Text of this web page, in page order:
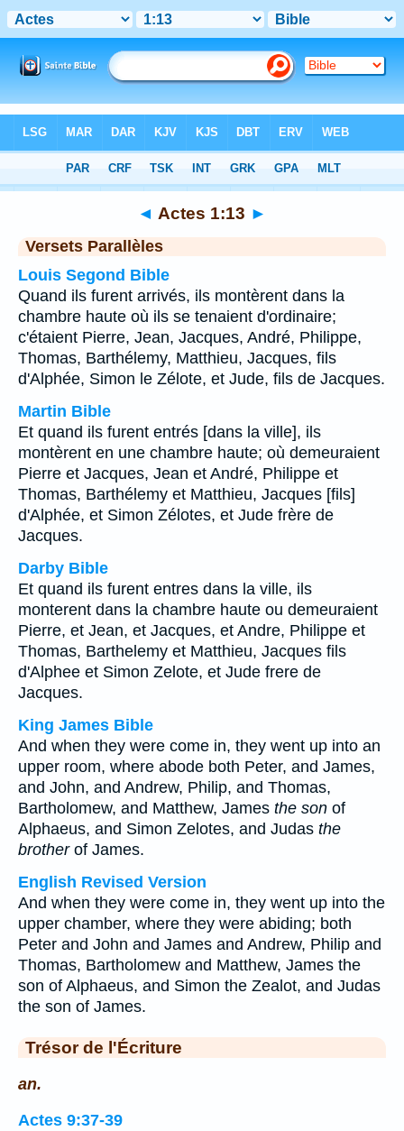
Chapitre 1> Verset 13
◄ Actes 1:13 ►
Versets Parallèles
Louis Segond Bible
Quand ils furent arrivés, ils montèrent dans la
chambre haute où ils se tenaient d'ordinaire;
c'étaient Pierre, Jean, Jacques, André, Philippe,
Thomas, Barthélemy, Matthieu, Jacques, fils
d'Alphée, Simon le Zélote, et Jude, fils de Jacques.
Martin Bible
Et quand ils furent entrés [dans la ville], ils
montèrent en une chambre haute; où demeuraient
Pierre et Jacques, Jean et André, Philippe et
Thomas, Barthélemy et Matthieu, Jacques [fils]
d'Alphée, et Simon Zélotes, et Jude frère de
Jacques.
Darby Bible
Et quand ils furent entres dans la ville, ils
monterent dans la chambre haute ou demeuraient
Pierre, et Jean, et Jacques, et Andre, Philippe et
Thomas, Barthelemy et Matthieu, Jacques fils
d'Alphee et Simon Zelote, et Jude frere de
Jacques.
King James Bible
And when they were come in, they went up into an
upper room, where abode both Peter, and James,
and John, and Andrew, Philip, and Thomas,
Bartholomew, and Matthew, James the son of
Alphaeus, and Simon Zelotes, and Judas the
brotherof James.
English Revised Version
And when they were come in, they went up into the
upper chamber, where they were abiding; both
Peter and John and James and Andrew, Philip and
Thomas, Bartholomew and Matthew, James the
son of Alphaeus, and Simon the Zealot, and Judas
the son of James.
Trésor de l'Écriture
an.
Actes 9:37-39